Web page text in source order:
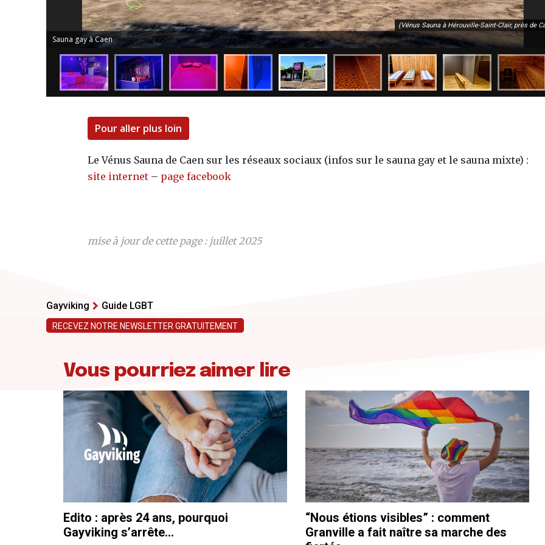
(Vénus Sauna à Hérouville-Saint-Clair, près de
Sauna gay à Caen
Pour aller plus loin
Le Vénus Sauna de Caen sur les réseaux sociaux (infos sur le sauna gay et le sauna mixte) :
site internet– page facebook
mise à jour de cette page : juillet 2025
Gayviking Guide LGBT
RECEVEZ NOTRE NEWSLETTER GRATUITEMENT
Vous pourriez aimer lire
Edito : après 24 ans, pourquoi
Gayviking s’arrête…
“Nous étions visibles” : comment
Granville a fait naître sa marche des